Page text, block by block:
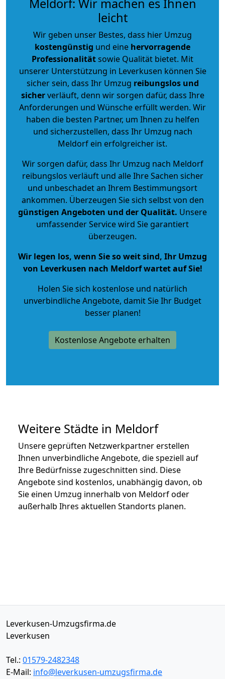
Meldorf: Wir machen es Ihnen
leicht
Wir geben unser Bestes, dass hier Umzug
kostengünstig und eine hervorragende
Professionalitätsowie Qualität bietet. Mit
unserer Unterstützung in Leverkusen können Sie
sicher sein, dass Ihr Umzug reibungslos und
sicherverläuft, denn wir sorgen dafür, dass Ihre
Anforderungen und Wünsche erfüllt werden. Wir
haben die besten Partner, um Ihnen zu helfen
und sicherzustellen, dass Ihr Umzug nach
Meldorf ein erfolgreicher ist.
Wir sorgen dafür, dass Ihr Umzug nach Meldorf
reibungslos verläuft und alle Ihre Sachen sicher
und unbeschadet an Ihrem Bestimmungsort
ankommen. Überzeugen Sie sich selbst von den
günstigen Angeboten und der Qualität. Unsere
umfassender Service wird Sie garantiert
überzeugen.
Wir legen los, wenn Sie so weit sind, Ihr Umzug
von Leverkusen nach Meldorf wartet auf Sie!
Holen Sie sich kostenlose und natürlich
unverbindliche Angebote, damit Sie Ihr Budget
besser planen!
Kostenlose Angebote erhalten
Weitere Städte in Meldorf
Unsere geprüften Netzwerkpartner erstellen
Ihnen unverbindliche Angebote, die speziell auf
Ihre Bedürfnisse zugeschnitten sind. Diese
Angebote sind kostenlos, unabhängig davon, ob
Sie einen Umzug innerhalb von Meldorf oder
außerhalb Ihres aktuellen Standorts planen.
Leverkusen-Umzugsfirma.de
Leverkusen
Tel.: 01579-2482348
E-Mail: info@leverkusen-umzugsfirma.de